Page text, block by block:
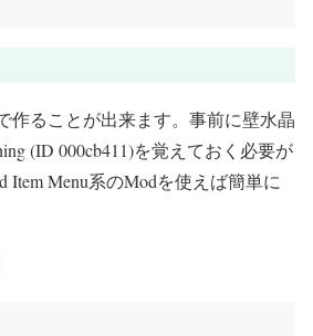
作ることが出来ます。事前に壁水晶
(ID 000cb411)を覚えておく必要が
Item Menu系のModを使えば簡単に